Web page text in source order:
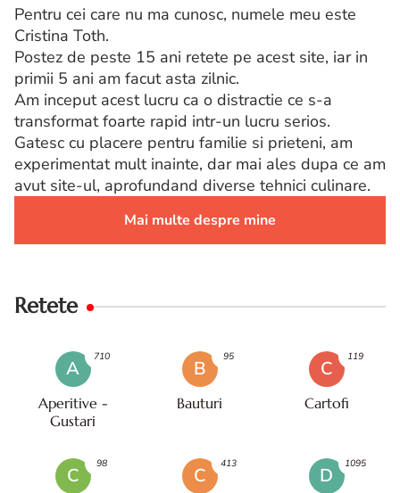
Pentru cei care nu ma cunosc, numele meu este
Cristina Toth.
Postez de peste 15 ani retete pe acest site, iar in
primii 5 ani am facut asta zilnic.
Am inceput acest lucru ca o distractie ce s-a
transformat foarte rapid intr-un lucru serios.
Gatesc cu placere pentru familie si prieteni, am
experimentat mult inainte, dar mai ales dupa ce am
avut site-ul, aprofundand diverse tehnici culinare.
Mai multe despre mine
Retete
A
Aperitive -
Gustari
710
B
Bauturi
95
C
Cartofi
119
C
98
C
413
D
1095